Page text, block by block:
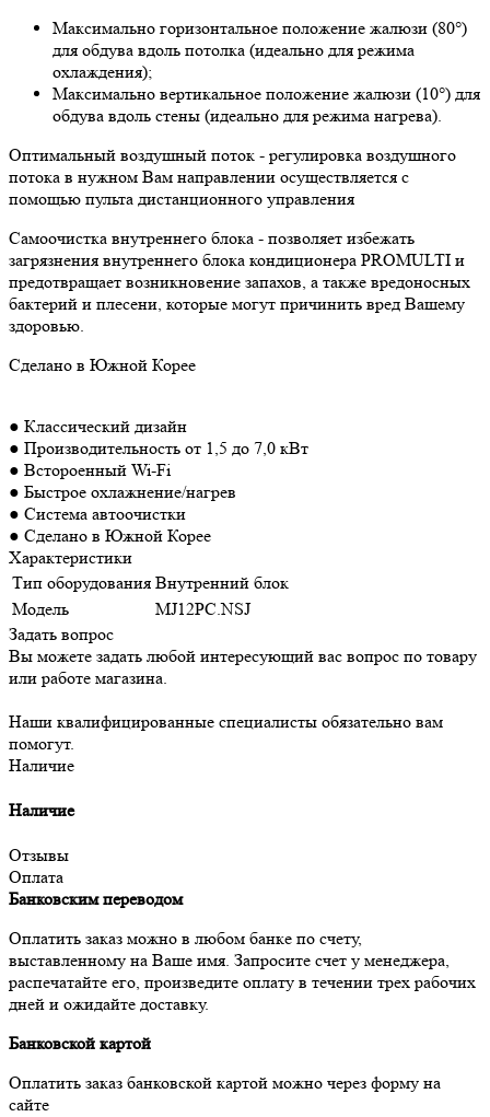
Максимально горизонтальное положение жалюзи (80°)
для обдува вдоль потолка (идеально для режима
охлаждения);
Максимально вертикальное положение жалюзи (10°) для
обдува вдоль стены (идеально для режима нагрева).
Оптимальный воздушный поток - регулировка воздушного
потока в нужном Вам направлении осуществляется с
помощью пульта дистанционного управления
Самоочистка внутреннего блока - позволяет избежать
загрязнения внутреннего блока кондиционера PROMULTI и
предотвращает возникновение запахов, а также вредоносных
бактерий и плесени, которые могут причинить вред Вашему
здоровью.
Сделано в Южной Корее
● Классический дизайн
● Производительность от 1,5 до 7,0 кВт
● Встороенный Wi-Fi
● Быстрое охлажнение/нагрев
● Система автоочистки
● Сделано в Южной Корее
Характеристики
Тип оборудования Внутренний блок
Модель
MJ12PC.NSJ
Задать вопрос
Вы можете задать любой интересующий вас вопрос по товару
или работе магазина.
Наши квалифицированные специалисты обязательно вам
помогут.
Наличие
Наличие
Отзывы
Оплата
Банковским переводом
Оплатить заказ можно в любом банке по счету,
выставленному на Ваше имя. Запросите счет у менеджера,
распечатайте его, произведите оплату в течении трех рабочих
дней и ожидайте доставку.
Банковской картой
Оплатить заказ банковской картой можно через форму на
сайте